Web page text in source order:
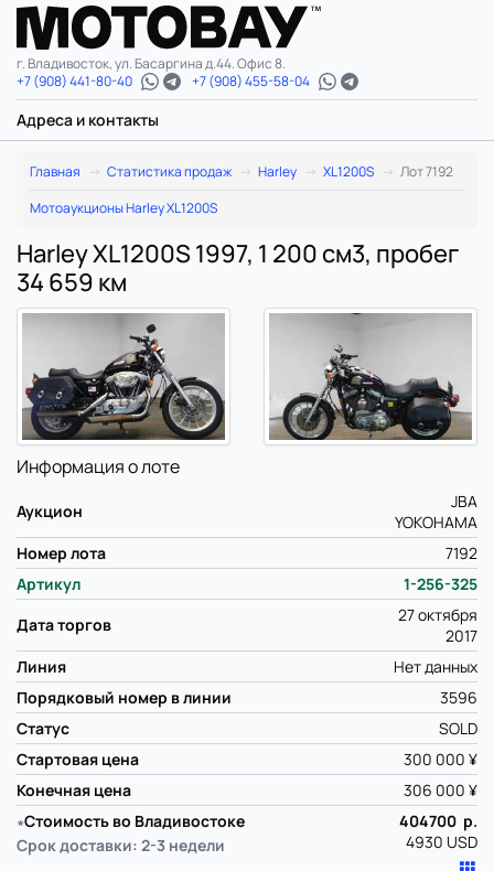
г. Владивосток, ул. Басаргина д.44. Офис 8.
+7 (908) 441-80-40
+7 (908) 455-58-04
Адреса и контакты
Главная Статистика продаж Harley XL1200S
Лот 7192
Мотоаукционы Harley XL1200S
Harley XL1200S 1997, 1 200 см3, пробег
34 659 км
Информация о лоте
Аукцион
JBA
YOKOHAMA
Номер лота
7192
Артикул
1-256-325
Дата торгов
27 октября
2017
Линия
Нет данных
Порядковый номер в линии
3596
Статус
SOLD
Стартовая цена
300 000 ¥
Конечная цена
306 000 ¥
∗Стоимость во Владивостоке
Срок доставки: 2-3 недели
404700 р.
4930 USD